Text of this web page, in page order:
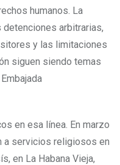
humanos. La
arbitrarias,
y las limitaciones
siguen siendo temas
en esa línea. En marzo
a servicios religiosos en
en La Habana Vieja,